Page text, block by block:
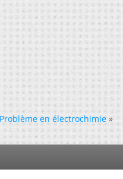
Problème en électrochimie »